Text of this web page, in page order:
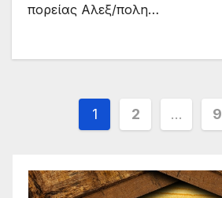
πορείας Αλεξ/πολη…
Σελιδοποίηση
1 2 … 9